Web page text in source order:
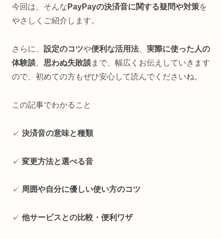
今回は、そんな PayPayの決済音に関する疑問や対策を
やさしくご紹介します。
さらに、 設定のコツや便利な活用法、 実際に使った人の
体験談
思わぬ失敗談まで、幅広くお伝えしていきます
ので、初めての方もぜひ安心して読んでくださいね。
この記事でわかること
✓ 決済音の意味と種類
✓ 変更方法と選べる音
✓ 周囲や自分に優しい使い方のコツ
✓ 他サービスとの比較・便利ワザ